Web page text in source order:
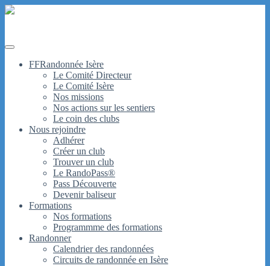
FFRandonnée Isère
Le Comité Directeur
Le Comité Isère
Nos missions
Nos actions sur les sentiers
Le coin des clubs
Nous rejoindre
Adhérer
Créer un club
Trouver un club
Le RandoPass®
Pass Découverte
Devenir baliseur
Formations
Nos formations
Programmme des formations
Randonner
Calendrier des randonnées
Circuits de randonnée en Isère